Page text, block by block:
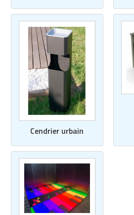
Cendrier urbain